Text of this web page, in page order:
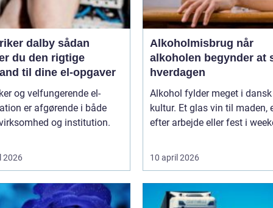
dalby sådan
du den rigtige
til dine el-opgaver
og velfungerende el-
er afgørende i både
og institution.
2026
Alkoholmisbrug når
alkoholen begynder at
hverdagen
Alkohol fylder meget i dansk
kultur. Et glas vin til maden,
efter arbejde eller fest i
10 april 2026